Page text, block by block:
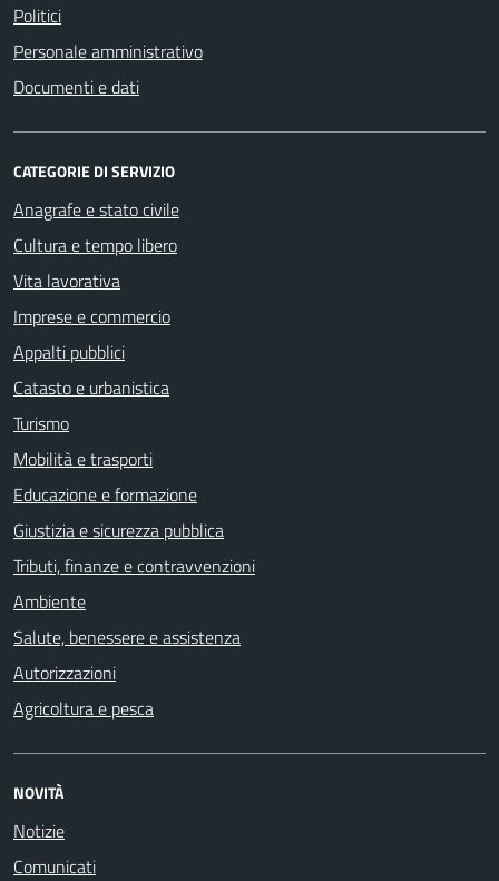
Politici
Personale amministrativo
Documenti e dati
CATEGORIE DI SERVIZIO
Anagrafe e stato civile
Cultura e tempo libero
Vita lavorativa
Imprese e commercio
Appalti pubblici
Catasto e urbanistica
Turismo
Mobilità e trasporti
Educazione e formazione
Giustizia e sicurezza pubblica
Tributi, finanze e contravvenzioni
Ambiente
Salute, benessere e assistenza
Autorizzazioni
Agricoltura e pesca
NOVITÀ
Notizie
Comunicati